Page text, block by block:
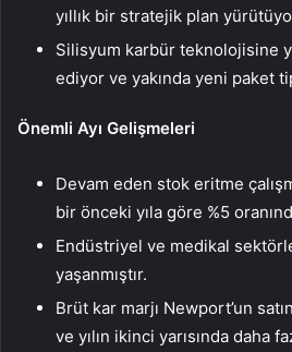
yıllık bir stratejik plan
Silisyum karbür teknolojisine
ediyor ve yakında yeni paket
Önemli Ayı Gelişmeleri
Devam eden stok eritme
bir önceki yıla göre %5
Endüstriyel ve medikal
yaşanmıştır.
Brüt kar marjı Newport’un
ve yılın ikinci yarısında daha